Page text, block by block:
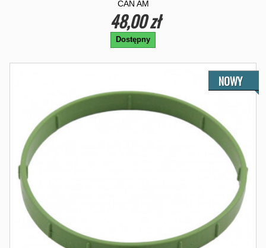
CAN AM
48,00 zł
Dostępny
NOWY